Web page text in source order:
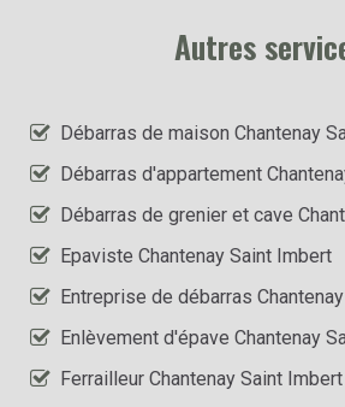
Autres
Débarras de maison Chantenay
Débarras d'appartement
Débarras de grenier et cave
Epaviste Chantenay Saint Imbert
Entreprise de débarras
Enlèvement d'épave Chantenay
Ferrailleur Chantenay Saint Imbert